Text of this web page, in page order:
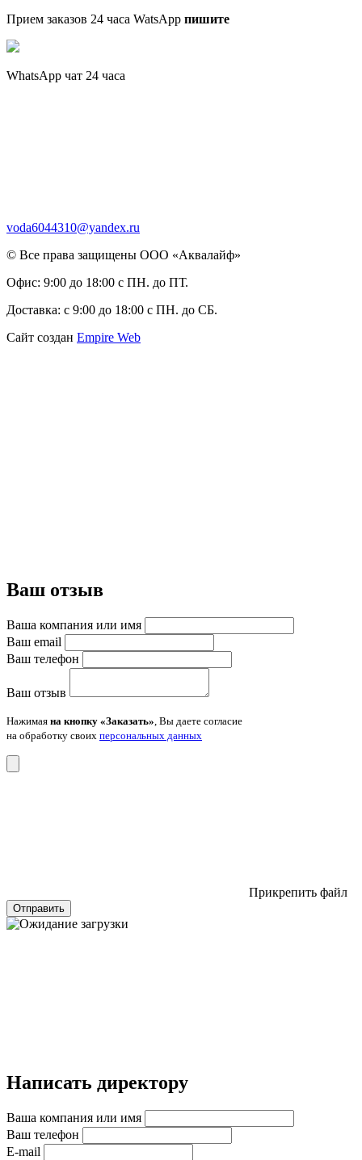
Прием заказов 24 часа WatsApp пишите
WhatsApp чат 24 часа
voda6044310@yandex.ru
© Все права защищены ООО «Аквалайф»
Офис: 9:00 до 18:00 с ПН. до ПТ.
Доставка: с 9:00 до 18:00 с ПН. до СБ.
Сайт создан Empire Web
Ваш отзыв
Ваша компания или имя
Ваш email
Ваш телефон
Ваш отзыв
Нажимая на кнопку «Заказать» , Вы даете согласие
на обработку своих персональных данных
Прикрепить файл
Отправить
Написать директору
Ваша компания или имя
Ваш телефон
E-mail